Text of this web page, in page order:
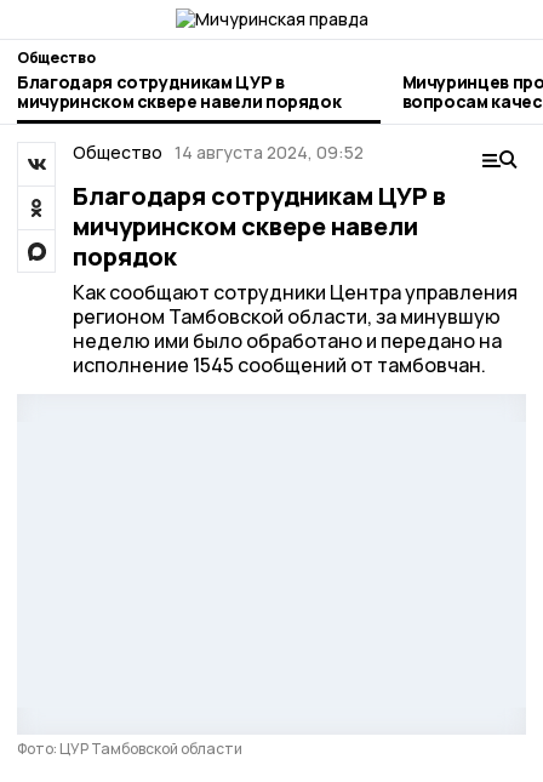
Общество
Благодаря сотрудникам ЦУР в
мичуринском сквере навели порядок
Мичуринцев
вопросам качества и
детских
Общество 14 августа 2024, 09:52
Благодаря сотрудникам ЦУР в
мичуринском сквере навели
порядок
Как сообщают сотрудники Центра управления
регионом Тамбовской области, за минувшую
неделю ими было обработано и передано на
исполнение 1545 сообщений от тамбовчан.
Фото: ЦУР Тамбовской области